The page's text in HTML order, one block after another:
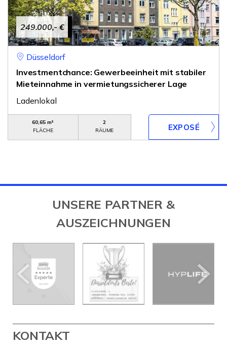
249.000,- €
Düsseldorf
Investmentchance: Gewerbeeinheit mit stabiler
Mieteinnahme in vermietungssicherer Lage
Ladenlokal
60,65 m²
FLÄCHE
2
RÄUME
UNSERE PARTNER &
AUSZEICHNUNGEN
KONTAKT